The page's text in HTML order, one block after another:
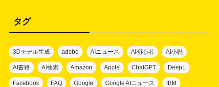
ー
タグ
3Dモデル生成 adobe AIニュース AI初心者 AI小説
AI書籍 AI検索 Amazon Apple ChatGPT DeepL
Facebook FAQ Google Google AIニュース IBM